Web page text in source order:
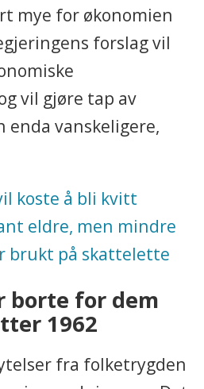
mye for økonomien
forslag vil
vil gjøre tap av
enda vanskeligere,
koste å bli kvitt
eldre, men mindre
brukt på skattelette
borte for dem
1962
fra folketrygden